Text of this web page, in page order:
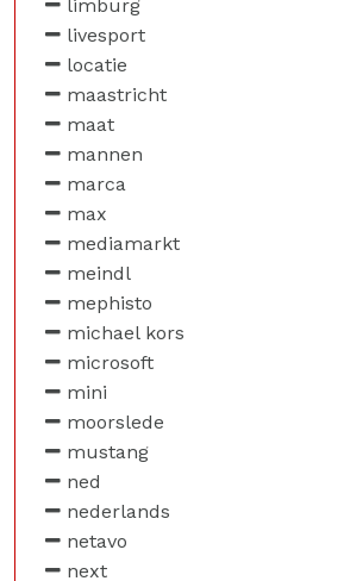
limburg
livesport
locatie
maastricht
maat
mannen
marca
max
mediamarkt
meindl
mephisto
michael kors
microsoft
mini
moorslede
mustang
ned
nederlands
netavo
next